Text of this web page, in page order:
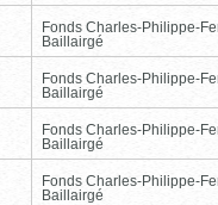
Fonds Charles-Philippe-
Baillairgé
Fonds Charles-Philippe-
Baillairgé
Fonds Charles-Philippe-
Baillairgé
Fonds Charles-Philippe-
Baillairgé